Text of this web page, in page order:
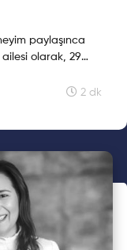
paylaşınca
olarak, 29
hikayelerini
ilklerin
2 dk